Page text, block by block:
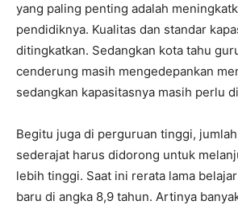
yang paling penting adalah
pendidiknya. Kualitas dan standar
ditingkatkan. Sedangkan kota tahu
cenderung masih mengedepankan
sedangkan kapasitasnya masih perlu
Begitu juga di perguruan tinggi,
sederajat harus didorong untuk
lebih tinggi. Saat ini rerata lama
baru di angka 8,9 tahun. Artinya